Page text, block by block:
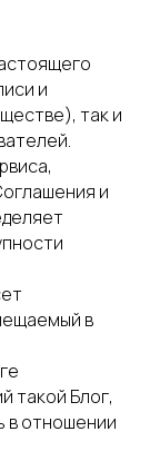
и
так и
и
в
такой Блог,
в отношении